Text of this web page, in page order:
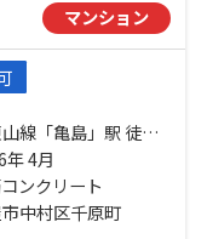
マンション
線「亀島」駅 徒歩4
4月
ンクリート
中村区千原町